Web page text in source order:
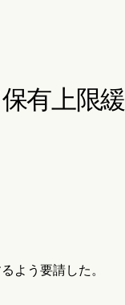
有上限緩
よう要請した。